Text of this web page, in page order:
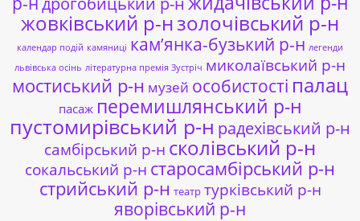
жовківський р-нзолочівський р-н
календар подій камяниці кам’янка-бузький р-н легенди
львівська осінь літературна премія Зустріч миколаївський р-н
мостиський р-н музей особистості палац
пасаж перемишлянський р-н
пустомирівський р-н радехівський р-н
самбірський р-н сколівський р-н
сокальський р-н старосамбірський р-н
стрийський р-н театр турківський р-н
яворівський р-н